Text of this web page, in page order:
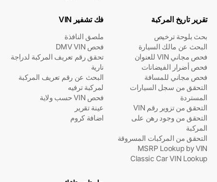
فك تشفير VIN
ملصق النافذة
فحص DMV VIN
تحقق رقم تعريف المركبة لدراجة
نارية
البحث عن رقم تعريف المركبة
لمركبة ترفيه
فحص VIN حسب ولاية
عينة تقرير
اضافة كروم
تقرير تاريخ المركبة
بحث بلوحة ترخيص
البحث عن مالك السيارة
فحص مجاني VIN للعنوان
فحص أضرار الفيضانات
فحص مجاني للمسافة
التحقق من سجل السيارات
المستردة
التحقق من تزوير رقم VIN
التحقق من وجود رهن على
المركبة
التحقق من المركبات المسروقة
MSRP Lookup by VIN
Classic Car VIN Lookup